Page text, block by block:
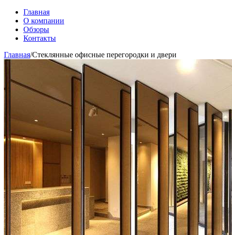
Главная
О компании
Обзоры
Контакты
Главная/Стеклянные офисные перегородки и двери